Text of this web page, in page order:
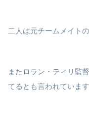
二人は元チームメイトの
またロラン・ティリ監
てるとも言われています